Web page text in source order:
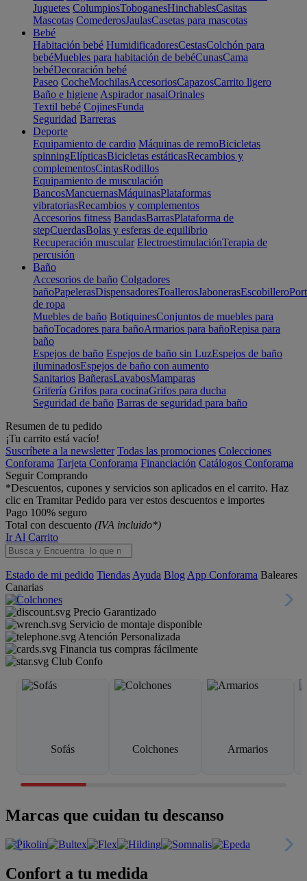
Juguetes ColumpiosToboganesHinchablesCasitas
Mascotas ComederosJaulasCasetas para mascotas
Bebé
Habitación bebé HumidificadoresCestasColchón para
bebéMuebles para habitación de bebéCunasCama
bebéDecoración bebé
Paseo CocheMochilasAccesoriosCapazosCarrito ligero
Baño e higiene Aspirador nasalOrinales
Textil bebé CojinesFunda
Seguridad Barreras
Deporte
Equipamiento de cardio Máquinas de remoBicicletas
spinningElípticasBicicletas estáticasRecambios y
complementosCintasRodillos
Equipamiento de musculación
BancosMancuernasMáquinasPlataformas
vibratoriasRecambios y complementos
Accesorios fitness BandasBarrasPlataforma de
stepCuerdasBolas y esferas de equilibrio
Recuperación muscular ElectroestimulaciónTerapia de
percusión
Baño
Accesorios de baño Colgadores
bañoPapelerasDispensadoresToallerosJabonerasEscobillero
de ropa
Muebles de baño BotiquinesConjuntos de muebles para
bañoTocadores para bañoArmarios para bañoRepisa para
baño
Espejos de baño Espejos de baño sin LuzEspejos de baño
iluminadosEspejos de baño con aumento
Sanitarios BañerasLavabosMamparas
Grifería Grifos para cocinaGrifos para ducha
Seguridad de baño Barras de seguridad para baño
Resumen de tu pedido
¡Tu carrito está vacío!
Suscríbete a la newsletter Todas las promociones Colecciones
Conforama Tarjeta Conforama Financiación Catálogos Conforama
Seguir Comprando
*Descuentos, cupones y servicios son aplicados en el carrito. Haz
clic en Tramitar Pedido para ver estos descuentos e importes
Pago 100% seguro
Total con descuento (IVA incluido*)
Ir Al Carrito
Estado de mi pedido Tiendas Ayuda Blog App Conforama Baleares
Canarias
Precio Garantizado
Servicio de montaje disponible
Atención Personalizada
Financia tus compras fácilmente
Club Confo
Sofás Colchones Armarios
Marcas que cuidan tu descanso
Confort a tu medida